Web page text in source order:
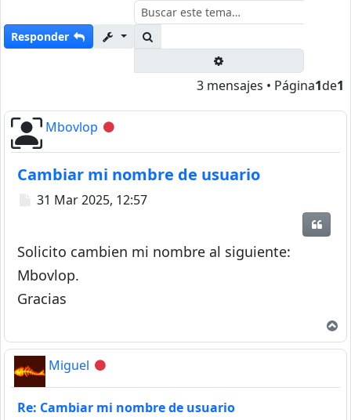
Responder
3 mensajes • Página1de1
Mbovlop Desconectado
Cambiar mi nombre de usuario
Mensaje
31 Mar 2025, 12:57
Solicito cambien mi nombre al siguiente:
Mbovlop.
Gracias
Miguel Desconectado
Re: Cambiar mi nombre de usuario